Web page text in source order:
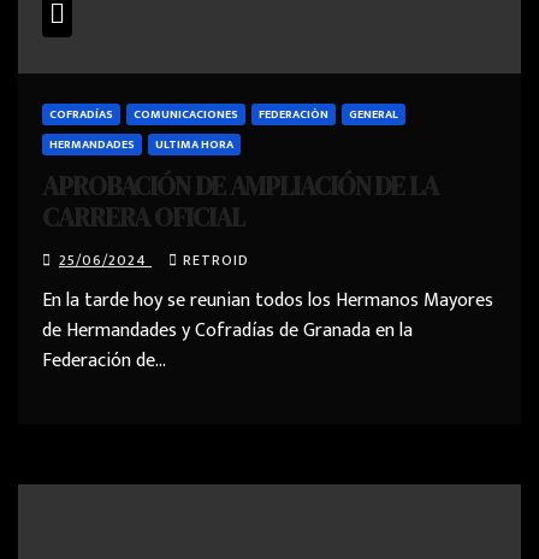
COFRADÍAS COMUNICACIONES FEDERACIÓN
GENERAL
HERMANDADES
ULTIMA HORA
APROBACIÓN DE AMPLIACIÓN DE LA
CARRERA OFICIAL
25/06/2024 RETROID
En la tarde hoy se reunian todos los Hermanos Mayores
de Hermandades y Cofradías de Granada en la
Federación de…